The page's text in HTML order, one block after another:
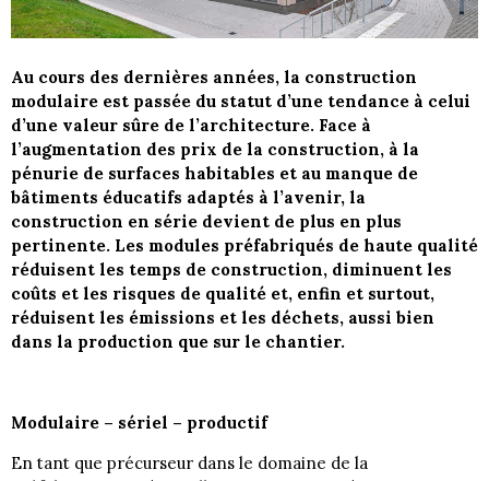
Au cours des dernières années, la construction
modulaire est passée du statut d’une tendance à celui
d’une valeur sûre de l’architecture. Face à
l’augmentation des prix de la construction, à la
pénurie de surfaces habitables et au manque de
bâtiments éducatifs adaptés à l’avenir, la
construction en série devient de plus en plus
pertinente. Les modules préfabriqués de haute qualité
réduisent les temps de construction, diminuent les
coûts et les risques de qualité et, enfin et surtout,
réduisent les émissions et les déchets, aussi bien
dans la production que sur le chantier.
Modulaire – sériel – productif
En tant que précurseur dans le domaine de la